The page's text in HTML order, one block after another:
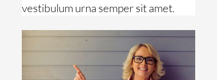
vestibulum urna semper sit amet.